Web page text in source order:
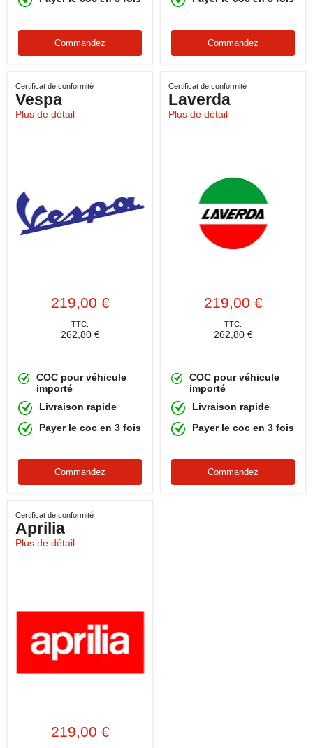
Commandez Commandez
Certificat de conformité
Vespa
Plus de détail
219,00 €
TTC:
262,80 €
COC pour véhicule
importé
Livraison rapide
Payer le coc en 3 fois
Commandez
Certificat de conformité
Laverda
Plus de détail
219,00 €
TTC:
262,80 €
COC pour véhicule
importé
Livraison rapide
Payer le coc en 3 fois
Commandez
Certificat de conformité
Aprilia
Plus de détail
219,00 €